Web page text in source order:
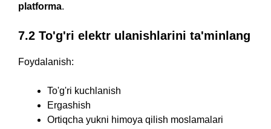
platforma.
7.2 To'g'ri elektr ulanishlarini ta'minlang
Foydalanish:
To'g'ri kuchlanish
Ergashish
Ortiqcha yukni himoya qilish moslamalari